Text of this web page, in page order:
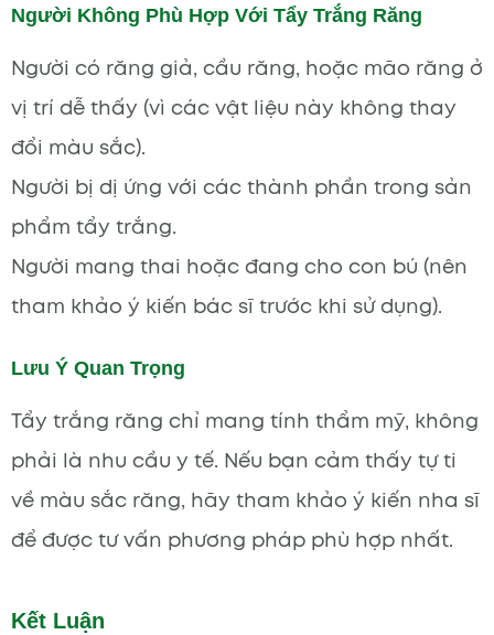
Người Không Phù Hợp Với Tẩy Trắng Răng
Người có răng giả, cầu răng, hoặc mão răng ở
vị trí dễ thấy (vì các vật liệu này không thay
đổi màu sắc).
Người bị dị ứng với các thành phần trong sản
phẩm tẩy trắng.
Người mang thai hoặc đang cho con bú (nên
tham khảo ý kiến bác sĩ trước khi sử dụng).
Lưu Ý Quan Trọng
Tẩy trắng răng chỉ mang tính thẩm mỹ, không
phải là nhu cầu y tế. Nếu bạn cảm thấy tự ti
về màu sắc răng, hãy tham khảo ý kiến nha sĩ
để được tư vấn phương pháp phù hợp nhất.
Kết Luận